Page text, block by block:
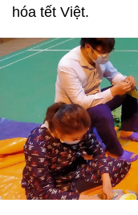
hóa tết Việt.